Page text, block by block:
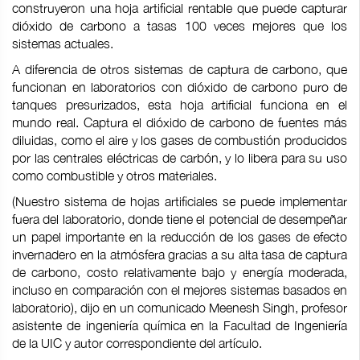
construyeron una hoja artificial rentable que puede capturar
dióxido de carbono a tasas 100 veces mejores que los
sistemas actuales.
A diferencia de otros sistemas de captura de carbono, que
funcionan en laboratorios con dióxido de carbono puro de
tanques presurizados, esta hoja artificial funciona en el
mundo real. Captura el dióxido de carbono de fuentes más
diluidas, como el aire y los gases de combustión producidos
por las centrales eléctricas de carbón, y lo libera para su uso
como combustible y otros materiales.
(Nuestro sistema de hojas artificiales se puede implementar
fuera del laboratorio, donde tiene el potencial de desempeñar
un papel importante en la reducción de los gases de efecto
invernadero en la atmósfera gracias a su alta tasa de captura
de carbono, costo relativamente bajo y energía moderada,
incluso en comparación con el mejores sistemas basados en
laboratorio), dijo en un comunicado Meenesh Singh, profesor
asistente de ingeniería química en la Facultad de Ingeniería
de la UIC y autor correspondiente del artículo.